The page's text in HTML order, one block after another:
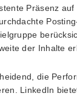
Präsenz auf
der Inhalte
die
LinkedIn